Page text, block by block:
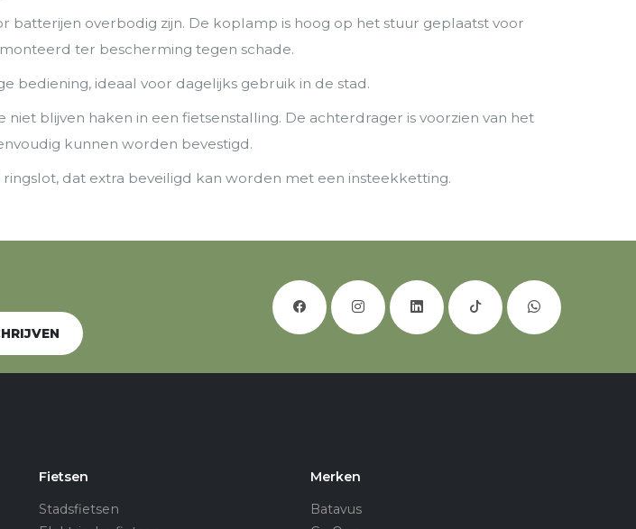
overbodig zijn. De koplamp is hoog op het stuur geplaatst voor
ter bescherming tegen schade.
bediening, ideaal voor dagelijks gebruik in de stad.
blijven haken in een fietsenstalling. De achterdrager is voorzien van het
kunnen worden bevestigd.
dat extra beveiligd kan worden met een insteekketting.
Fietsen
Stadsfietsen
Merken
Batavus